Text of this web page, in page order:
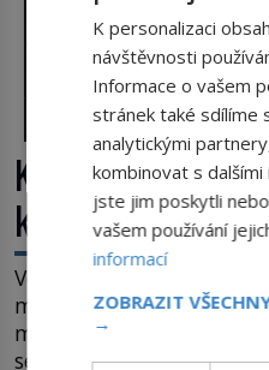
Kosmická
kometa ve
Vesmír se rozpíná stále
možné? Současná fyzika
mohla být hypotetická
se zaměří pozornost
K personalizaci
návštěvnosti
Informace o vašem
stránek také sdílíme
analytickými
kombinovat s
jste jim poskytli
vašem používání
informací
ZOBRAZIT
→